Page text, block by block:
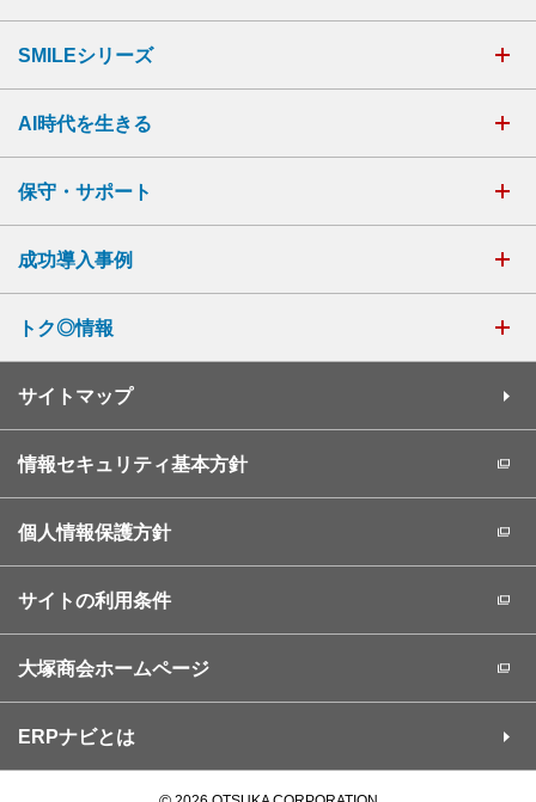
SMILEシリーズ
AI時代を生きる
保守・サポート
成功導入事例
トク◎情報
サイトマップ
情報セキュリティ基本方針
個人情報保護方針
サイトの利用条件
大塚商会ホームページ
ERPナビとは